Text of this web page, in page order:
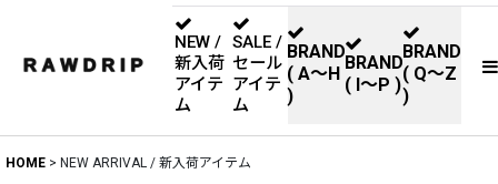
NEW /
新入荷
アイテ
ム
SALE /
セール
アイテ
ム
BRAND
( A〜H
)
BRAND
( I〜P )
BRAND
( Q〜Z
)
HOME > NEW ARRIVAL / 新入荷アイテム